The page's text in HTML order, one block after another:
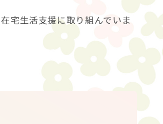
宅生活支援に取り組んでいま